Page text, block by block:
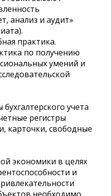
анализ и аудит»
практика.
по получению
умений и
учета
регистры
карточки, свободные
экономики в целях
и